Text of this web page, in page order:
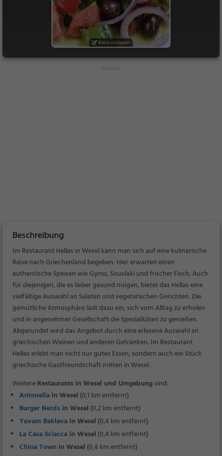
Bild hochladen
Beschreibung
Im Restaurant Hellas in Wesel kann man sich auf eine kulinarische
Reise nach Griechenland begeben. Hier erwarten einen
authentische Speisen wie Gyros, Souvlaki und frischer Fisch. Auch
für diejenigen, die es lieber gesund mögen, bietet das Hellas eine
vielfältige Auswahl an Salaten und vegetarischen Gerichten. Die
gemütliche Atmosphäre lädt dazu ein, sich vom Alltag zu erholen
und in angenehmer Gesellschaft die Spezialitäten zu genießen.
Abgerundet wird das Angebot durch eine erlesene Auswahl an
griechischen Weinen und anderen Getränken. Im Restaurant
Hellas erlebt man nicht nur gutes Essen, sondern auch ein Stück
griechische Gastfreundschaft mitten in Wesel.
WeitereRestaurants in Wesel und Umgebungsind:
Antonella in Wesel (0,1 km entfernt)
Burger Nerds in Wesel (0,2 km entfernt)
Yuvam Baklava in Wesel (0,4 km entfernt)
La Casa Sciacca in Wesel (0,4 km entfernt)
China Town in Wesel (0,4 km entfernt)